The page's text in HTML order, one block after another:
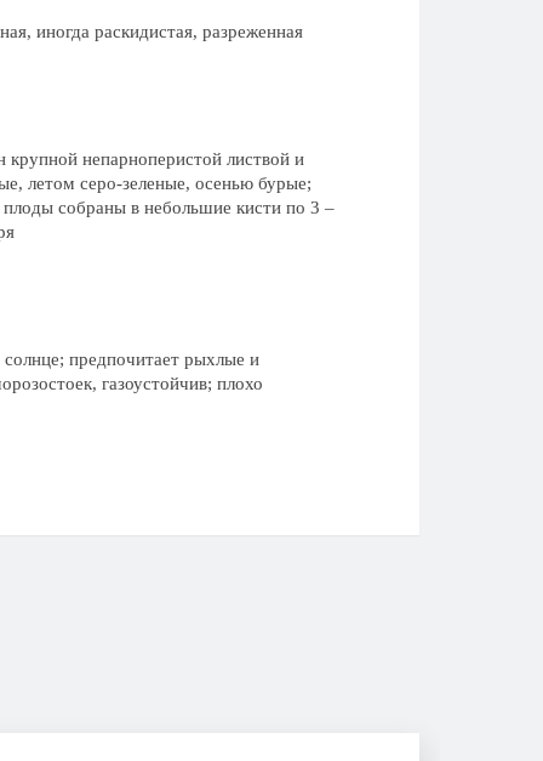
иногда раскидистая, разреженная
крупной непарноперистой листвой и
летом серо-зеленые, осенью бурые;
плоды собраны в небольшие кисти по 3 –
солнце; предпочитает рыхлые и
газоустойчив; плохо